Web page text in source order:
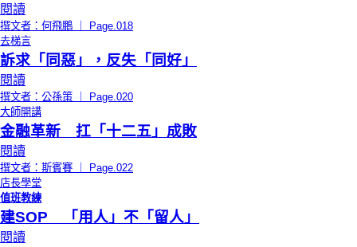
閱讀
撰文者：何飛鵬 ｜ Page.018
去梯言
訴求「同惡」，反失「同好」
閱讀
撰文者：公孫策 ｜ Page.020
大師開講
金融革新 扛「十二五」成敗
閱讀
撰文者：斯賓賽 ｜ Page.022
店長學堂
值班教練
建SOP 「用人」不「留人」
閱讀